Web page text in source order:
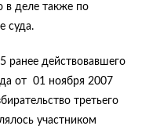
в деле также по
суда.
ранее действовавшего
от 01 ноября 2007
третьего
участником